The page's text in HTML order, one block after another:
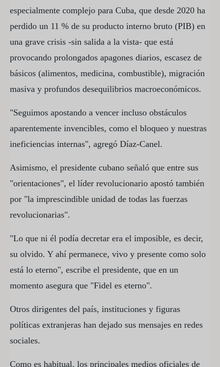
especialmente complejo para Cuba, que desde 2020 ha
perdido un 11 % de su producto interno bruto (PIB) en
una grave crisis -sin salida a la vista- que está
provocando prolongados apagones diarios, escasez de
básicos (alimentos, medicina, combustible), migración
masiva y profundos desequilibrios macroeconómicos.
"Seguimos apostando a vencer incluso obstáculos
aparentemente invencibles, como el bloqueo y nuestras
ineficiencias internas", agregó Díaz-Canel.
Asimismo, el presidente cubano señaló que entre sus
"orientaciones", el líder revolucionario apostó también
por "la imprescindible unidad de todas las fuerzas
revolucionarias".
"Lo que ni él podía decretar era el imposible, es decir,
su olvido. Y ahí permanece, vivo y presente como solo
está lo eterno", escribe el presidente, que en un
momento asegura que "Fidel es eterno".
Otros dirigentes del país, instituciones y figuras
políticas extranjeras han dejado sus mensajes en redes
sociales.
Como es habitual, los principales medios oficiales de